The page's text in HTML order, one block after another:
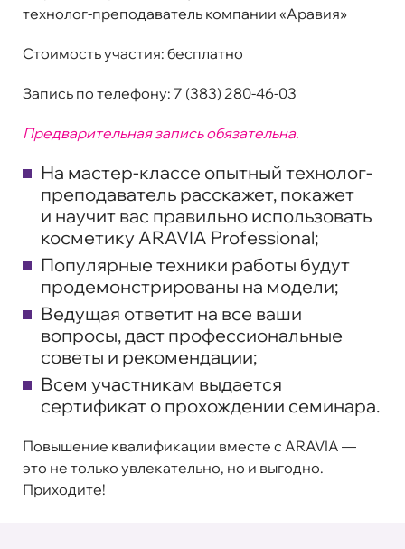
технолог-преподаватель компании «Аравия»
Стоимость участия: бесплатно
Запись по телефону: 7 (383) 280-46-03
Предварительная запись обязательна.
На мастер-классе опытный технолог-
преподаватель расскажет, покажет
и научит вас правильно использовать
косметику ARAVIA Professional;
Популярные техники работы будут
продемонстрированы на модели;
Ведущая ответит на все ваши
вопросы, даст профессиональные
советы и рекомендации;
Всем участникам выдается
сертификат о прохождении семинара.
Повышение квалификации вместе с ARAVIA —
это не только увлекательно, но и выгодно.
Приходите!